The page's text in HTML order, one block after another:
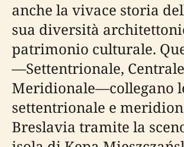
anche la vivace storia
sua diversità
patrimonio culturale.
—Settentrionale,
Meridionale—collegano
settentrionale e
Breslavia tramite la